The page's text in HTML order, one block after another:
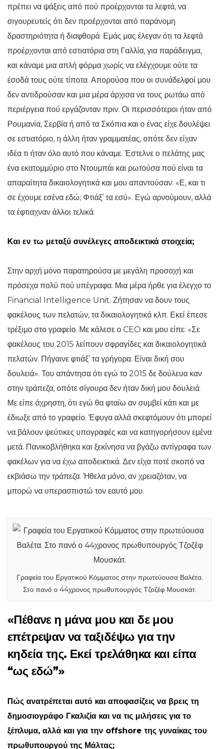
πρέπει να ψάξεις από πού προέρχονται τα λεφτά, να
σιγουρευτείς ότι δεν προέρχονται από παράνομη
δραστηριότητα ή διαφθορά. Εμάς μας έλεγαν ότι τα λεφτά
προέρχονται από εστιατόρια στη Γαλλία, για παράδειγμα,
και κάναμε μια απλή φόρμα χωρίς να ελέγχουμε ούτε τα
έσοδά τους ούτε τίποτα. Απορούσα που οι συνάδελφοί μου
δεν αντιδρούσαν και μια μέρα άρχισα να τους ρωτάω από
περιέργεια πού εργάζονταν πριν. Οι περισσότεροι ήταν από
Ρουμανία, Σερβία ή από τα Σκόπια και ο ένας είχε δουλέψει
σε εστιατόριο, η άλλη ήταν γραμματέας, οπότε δεν είχαν
ιδέα τι ήταν όλο αυτό που κάναμε. Έστελνε ο πελάτης μας
ένα εκατομμύριο στο Ντουμπάι και ρωτούσα πού είναι τα
απαραίτητα δικαιολογητικά και μου απαντούσαν: «Ε, και τι
σε έχουμε εσένα εδώ; Φτιάξ’ τα εσύ». Εγώ αρνούμουν, αλλά
τα έφτιαχναν άλλοι τελικά.
Και εν τω μεταξύ συνέλεγες αποδεικτικά στοιχεία;
Στην αρχή μόνο παρατηρούσα με μεγάλη προσοχή και
πρόσεχα πολύ πού υπέγραφα. Μια μέρα ήρθε για έλεγχο το
Financial Intelligence Unit. Ζήτησαν να δουν τους
φακέλους των πελατών, τα δικαιολογητικά κλπ. Εκεί έπεσε
τρέξιμο στο γραφείο. Με κάλεσε ο CEO και μου είπε: «Σε
φακέλους του 2015 λείπουν σφραγίδες και δικαιολογητικά
πελατών. Πήγαινε φτιάξ’ τα γρήγορα. Είναι δική σου
δουλειά». Του απάντησα ότι εγώ το 2015 δε δούλευα καν
στην τράπεζα, οπότε σίγουρα δεν ήταν δική μου δουλειά.
Με είπε άχρηστη, ότι εγώ θα φταίω αν συμβεί κάτι και με
έδιωξε από το γραφείο. Έφυγα αλλά σκεφτόμουν ότι μπορεί
να βάλουν ψεύτικες υπογραφές και να κατηγορήσουν εμένα
μετά. Πανικοβλήθηκα και ξεκίνησα να βγάζω αντίγραφα των
φακέλων για να έχω αποδεικτικά. Δεν είχα ποτέ σκοπό να
εκβιάσω την τράπεζα. Ήθελα μόνο, αν χρειαζόταν, να
μπορώ να υπερασπιστώ τον εαυτό μου.
Γραφεία του Εργατικού Κόμματος στην πρωτεύουσα Βαλέτα.
Στο πανό ο 44χρονος πρωθυπουργός Τζοζέφ Μουσκάτ.
«Πέθανε η μάνα μου και δε μου
επέτρεψαν να ταξιδέψω για την
κηδεία της. Εκεί τρελάθηκα και είπα
“ως εδώ”»
Πώς ανατρέπεται αυτό και αποφασίζεις να βρεις τη
δημοσιογράφο Γκαλιζία και να τις μιλήσεις για το
ξέπλυμα, αλλά και για την offshore της γυναίκας του
πρωθυπουργού της Μάλτας;